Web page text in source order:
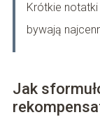
Krótkie
bywają
Jak